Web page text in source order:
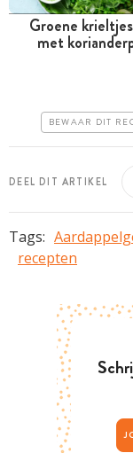
Tussen 30
Groene
met
BEWAAR DIT
DEEL DIT ARTIKEL
Tags:
recepten